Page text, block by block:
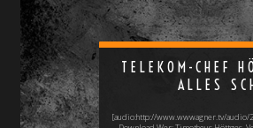
TELEKOM-CHEF
ALLES
[audio:http://www.wwwagner.tv/audio/